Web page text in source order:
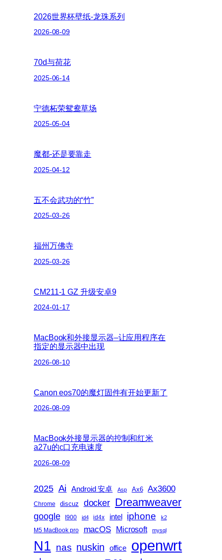
2026世界杯壁纸-龙珠系列
2026-08-09
70d与荷花
2025-06-14
宁德柘荣鸳鸯草场
2025-05-04
魔都-还是要靠走
2025-04-12
五不会武功的“竹”
2025-03-26
福州万佛寺
2025-03-26
CM211-1 GZ 升级安卓9
2024-01-17
MacBook和外接显示器–让应用程序在
指定的显示器中出现
2026-08-10
Canon eos70的魔灯固件有开始更新了
2026-08-09
MacBook外接显示器的控制和红米
a27u的c口充电速度
2026-08-09
2025 Ai Android 安卓 Asp Ax6 Ax3600
Chrome discuz docker Dreamweaver
google I900 id4 id4x intel iphone k2
M5 MacBook pro macOS Microsoft mysql
N1 nas nuskin office openwrt